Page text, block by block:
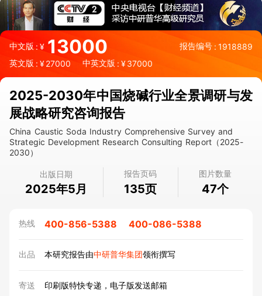
中文版:¥ 13000 报告编号 : 1918889
英文版 : ¥27000 中英文版 : ¥37000
2025-2030年中国烧碱行业全景调研与发
展战略研究咨询报告
China Caustic Soda Industry Comprehensive Survey and
Strategic Development Research Consulting Report（2025-
2030）
出版日期
2025年5月
报告页码
135页
图片数量
47个
热线 400-856-5388 400-086-5388
出品 本研究报告由中研普华集团领衔撰写
寄送 印刷版特快专递，电子版发送邮箱